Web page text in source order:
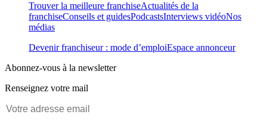
Trouver la meilleure franchiseActualités de la
franchiseConseils et guidesPodcastsInterviews vidéoNos
médias
Devenir franchiseur : mode d’emploiEspace annonceur
Abonnez-vous à la newsletter
Renseignez votre mail